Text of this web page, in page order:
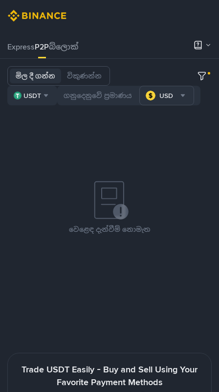
ExpressP2Pබ්ලොක්
මිල දී ගන්න විකුණන්න
USDT USD
වෙළෙඳ දැන්වීම් නොමැත
Trade USDT Easily - Buy and Sell Using Your
Favorite Payment Methods